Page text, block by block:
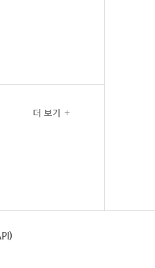
더 보기